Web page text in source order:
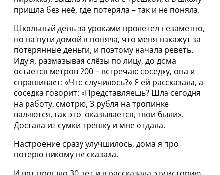
пришла без неё, где потеряла – так и не поняла.
Школьный день за уроками пролетел незаметно,
но на пути домой я поняла, что меня накажут за
потерянные деньги, и поэтому начала реветь.
Иду я, размазывая слёзы по лицу, до дома
остается метров 200 – встречаю соседку, она и
спрашивает: «Что случилось?» Я ей рассказала, а
соседка говорит: «Представляешь? Шла сегодня
на работу, смотрю, 3 рубля на тропинке
валяются, так это, оказывается, твои были».
Достала из сумки трёшку и мне отдала.
Настроение сразу улучшилось, дома я про
потерю никому не сказала.